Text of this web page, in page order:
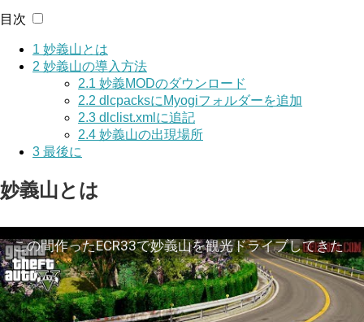
目次
1 妙義山とは
2 妙義山の導入方法
2.1 妙義MODのダウンロード
2.2 dlcpacksにMyogiフォルダーを追加
2.3 dlclist.xmlに追記
2.4 妙義山の出現場所
3 最後に
妙義山とは
この間作ったECR33で妙義山を観光ドライブしてきた